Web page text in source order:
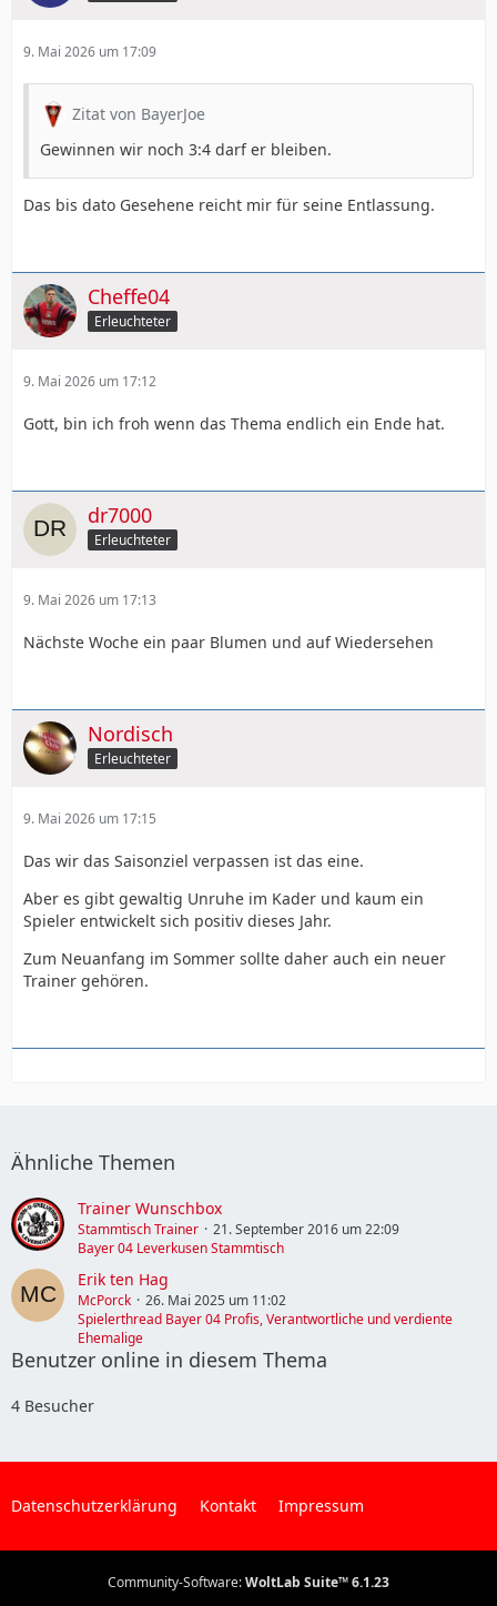
9. Mai 2026 um 17:09
Zitat von BayerJoe
Gewinnen wir noch 3:4 darf er bleiben.
Das bis dato Gesehene reicht mir für seine Entlassung.
Cheffe04
Erleuchteter
9. Mai 2026 um 17:12
Gott, bin ich froh wenn das Thema endlich ein Ende hat.
dr7000
Erleuchteter
9. Mai 2026 um 17:13
Nächste Woche ein paar Blumen und auf Wiedersehen
Nordisch
Erleuchteter
9. Mai 2026 um 17:15
Das wir das Saisonziel verpassen ist das eine.
Aber es gibt gewaltig Unruhe im Kader und kaum ein
Spieler entwickelt sich positiv dieses Jahr.
Zum Neuanfang im Sommer sollte daher auch ein neuer
Trainer gehören.
Ähnliche Themen
Trainer Wunschbox
Stammtisch Trainer
21. September 2016 um 22:09
Bayer 04 Leverkusen Stammtisch
Erik ten Hag
McPorck
26. Mai 2025 um 11:02
Spielerthread Bayer 04 Profis, Verantwortliche und verdiente
Ehemalige
Benutzer online in diesem Thema
4 Besucher
Datenschutzerklärung Kontakt Impressum
Community-Software:WoltLab Suite™ 6.1.23